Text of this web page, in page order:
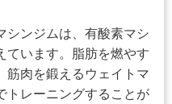
シンジムは、有酸素マシ
ています。脂肪を燃やす
筋肉を鍛えるウェイトマ
トレーニングすることが